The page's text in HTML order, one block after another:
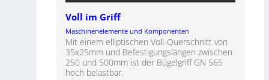
Voll im Griff
Maschinenelemente und Komponenten
Mit einem elliptischen Voll-Querschnitt von
35x25mm und Befestigungslängen zwischen
250 und 500mm ist der Bügelgriff GN 565
hoch belastbar.